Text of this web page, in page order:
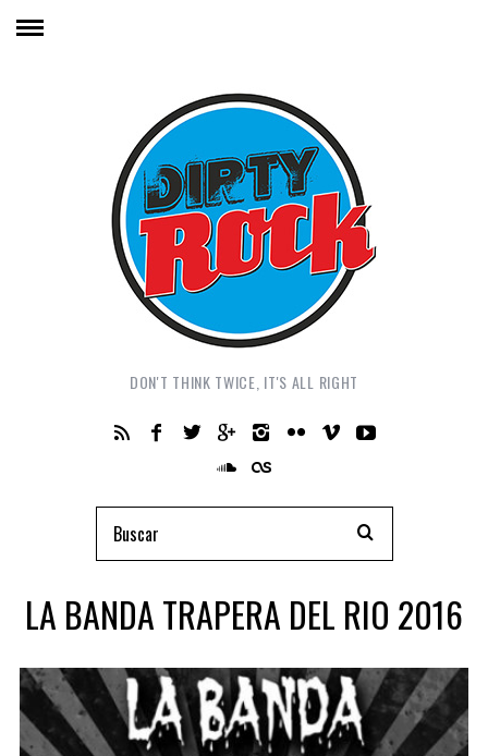
DON'T THINK TWICE, IT'S ALL RIGHT
LA BANDA TRAPERA DEL RIO 2016